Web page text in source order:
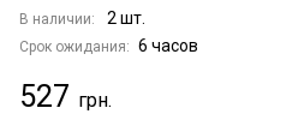
В наличии: 2 шт.
Срок ожидания: 6 часов
527